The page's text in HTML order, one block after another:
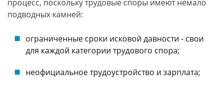
процесс, поскольку трудовые споры имеют немало
подводных камней:
ограниченные сроки исковой давности - свои
для каждой категории трудового спора;
неофициальное трудоустройство и зарплата;